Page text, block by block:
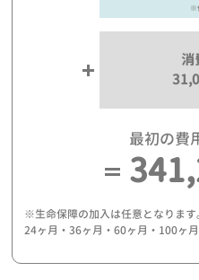
※
消
最初の費
※生命保障の加入は任意となりま
24ヶ月・36ヶ月・60ヶ月・100ヶ月